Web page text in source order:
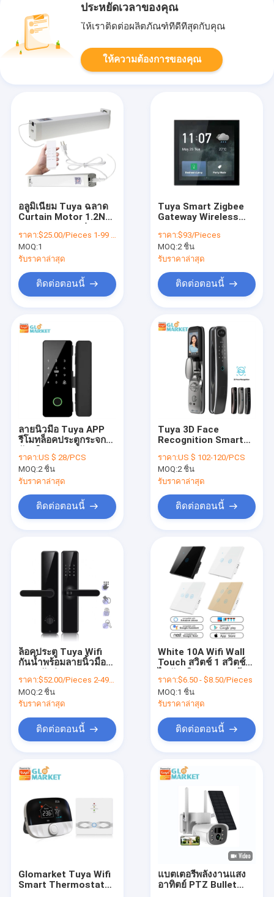
บ้าน
ผลิตภัณฑ์
ทัวร์โรงงาน
ควบคุมคุณภาพ
ติดต่อเรา
ทุกกรณี
ความปลอดภัย สมาร์ทโฮม
Tuya ฉลาด สวิตช์
ประหยัดเวลาของคุณ
ให้เราติดต่อผลิตภัณฑ์ที่ดีที่สุดกับคุณ
ให้ความต้องการของคุณ
อลูมิเนียม Tuya ฉลาด
Curtain Motor 1.2Nm
มอเตอร์
ราคา:$25.00/Pieces 1-99 Pieces
MOQ:1
รับราคาล่าสุด
ติดต่อตอนนี้
Tuya Smart Zigbee
Gateway Wireless
Automation In-wall
Central Control
Switch Panel
ราคา:$93/Pieces
MOQ:2 ชิ้น
รับราคาล่าสุด
ติดต่อตอนนี้
ลายนิ้วมือ Tuya APP
รีโมทล็อคประตูกระจก
ล็อคอัตโนมัติด้วยออด
ราคา:US $ 28/PCS
MOQ:2 ชิ้น
รับราคาล่าสุด
ติดต่อตอนนี้
Tuya 3D Face
Recognition Smart
Eye Wide Angle
Camera Zigbee Door
Lock
ราคา:US $ 102-120/PCS
MOQ:2 ชิ้น
รับราคาล่าสุด
ติดต่อตอนนี้
ล็อคประตู Tuya Wifi
กันน้ำพร้อมลายนิ้วมือ
ราคา:$52.00/Pieces 2-499 Pieces
MOQ:2 ชิ้น
รับราคาล่าสุด
ติดต่อตอนนี้
White 10A Wifi Wall
Touch สวิตช์ 1 สวิตช์
รีโมทคอนโทรล
ราคา:$6.50 - $8.50/Pieces
MOQ:1 ชิ้น
รับราคาล่าสุด
ติดต่อตอนนี้
Glomarket Tuya Wifi
Smart Thermostat
แบตเตอรี่พลังงานแสง
อาทิตย์ PTZ Bullet